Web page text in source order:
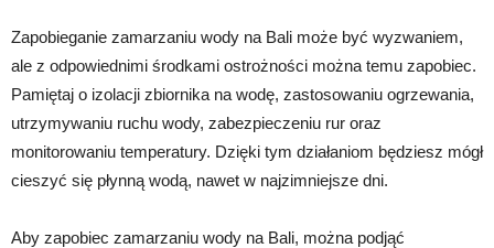
Zapobieganie zamarzaniu wody na Bali może być wyzwaniem,
ale z odpowiednimi środkami ostrożności można temu zapobiec.
Pamiętaj o izolacji zbiornika na wodę, zastosowaniu ogrzewania,
utrzymywaniu ruchu wody, zabezpieczeniu rur oraz
monitorowaniu temperatury. Dzięki tym działaniom będziesz mógł
cieszyć się płynną wodą, nawet w najzimniejsze dni.
Aby zapobiec zamarzaniu wody na Bali, można podjąć